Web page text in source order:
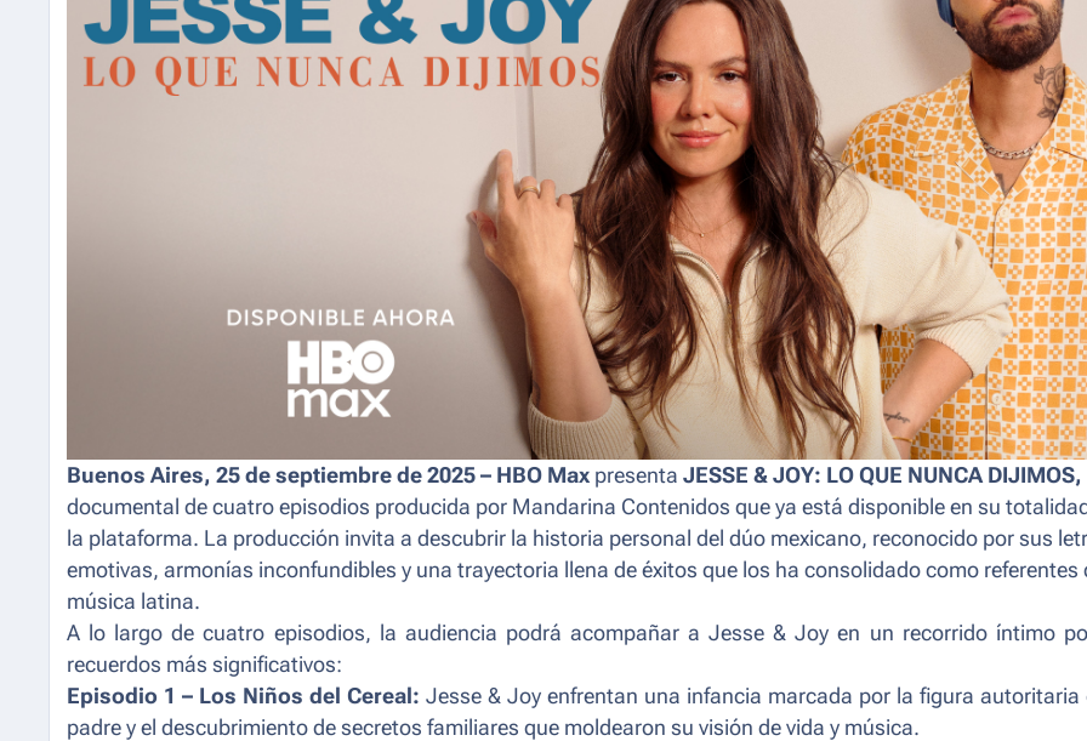
Buenos Aires, 25 de septiembre de 2025 – HBO Max presenta JESSE & JOY: LO QUE NUNCA DIJIMOS,
documental de cuatro episodios producida por Mandarina Contenidos que ya está disponible en su
la plataforma. La producción invita a descubrir la historia personal del dúo mexicano, reconocido por sus
emotivas, armonías inconfundibles y una trayectoria llena de éxitos que los ha consolidado como referentes
música latina.
A lo largo de cuatro episodios, la audiencia podrá acompañar a Jesse & Joy en un recorrido íntimo
recuerdos más significativos:
Episodio 1 – Los Niños del Cereal: Jesse & Joy enfrentan una infancia marcada por la figura autoritaria
padre y el descubrimiento de secretos familiares que moldearon su visión de vida y música.